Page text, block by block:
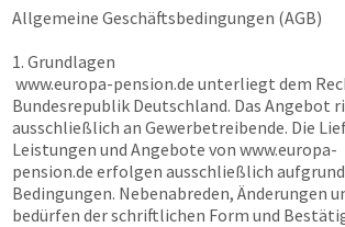
Allgemeine Geschäftsbedingungen (AGB)
1. Grundlagen
www.europa-pension.de unterliegt dem
Bundesrepublik Deutschland. Das Angebot
ausschließlich an Gewerbetreibende. Die
Leistungen und Angebote von www.europa-
pension.de erfolgen ausschließlich
Bedingungen. Nebenabreden, Änderungen
bedürfen der schriftlichen Form und